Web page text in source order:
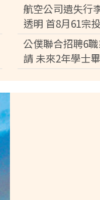
航空公司遺失行
透明 首8月61宗
元
公僕聯合招聘6
請 未來2年學士